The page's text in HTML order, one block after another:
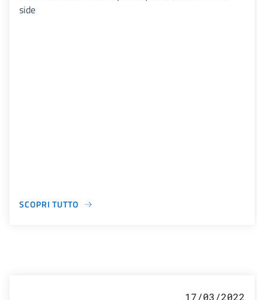
side
SCOPRI TUTTO
17/03/2022